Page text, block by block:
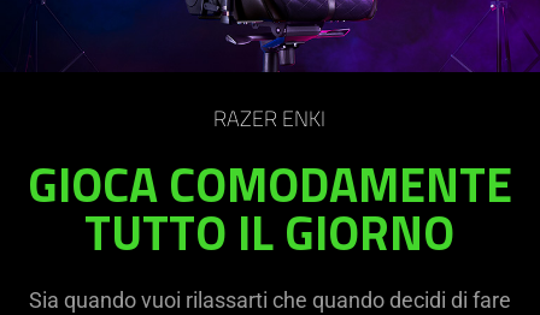
page
RAZER ENKI
GIOCA COMODAMENTE
TUTTO IL GIORNO
Sia quando vuoi rilassarti che quando decidi di fare